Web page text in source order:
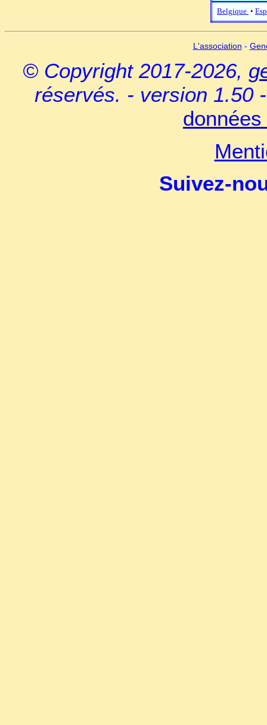
Belgique •
L'association -
© Copyright 2017-2026,
réservés. - version 1.50
Suivez-